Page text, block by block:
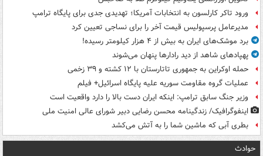
ورود تاکر کارلسون به انتخابات آمریکا؛ تهدیدی جدی برای پایگاه ترامپ
مدیرعامل پرسپولیس قیمت آخر را برای نساجی تعیین کرد
برد موشک‌های ایران به بیش از ۴ هزار کیلومتر رسیده!
پهپادهای شاهد از دید رادارها پنهان می‌شوند
حمله اوکراین به جمهوری تاتارستان با ۱۲ کشته و ۳۹ زخمی
عملیات گروه مقاومت سوریه علیه پایگاه اسرائیل+ فیلم
وزیر جنگ سابق ترامپ: اینکه ایران دست بالا را دارد واقعیت است
اینفوگرافیک/ زندگینامه محسن رضایی دبیر شورای عالی امنیت‌ ملی
بطری آبی که ماشین شما را به آتش می‌کشد
حوادث